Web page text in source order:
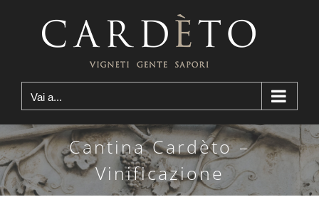
contenuto
Vai a...
Cantina Cardèto –
Vinificazione